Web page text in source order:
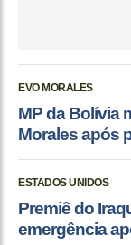
EVO MORALES
MP da Bolívia
Morales após
ESTADOS UNIDOS
Premiê do
emergência